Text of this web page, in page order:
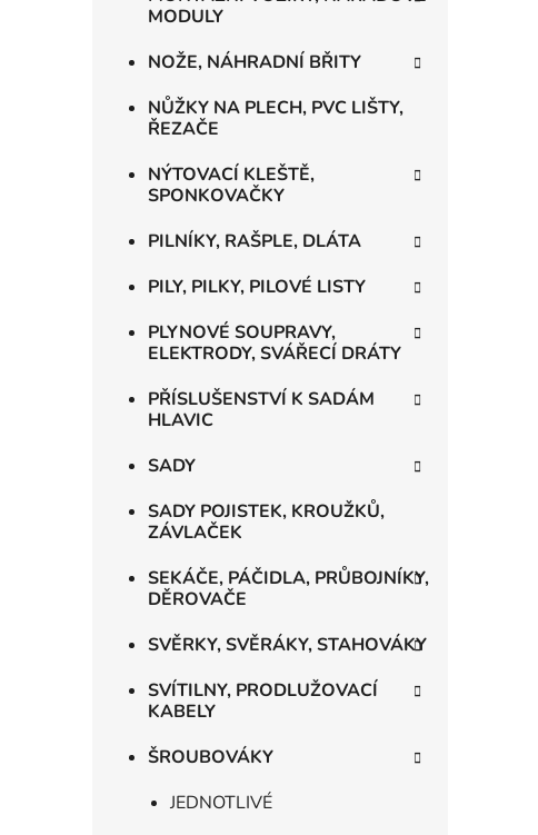
MODULY
NOŽE, NÁHRADNÍ BŘITY
NŮŽKY NA PLECH, PVC LIŠTY,
ŘEZAČE
NÝTOVACÍ KLEŠTĚ,
SPONKOVAČKY
PILNÍKY, RAŠPLE, DLÁTA
PILY, PILKY, PILOVÉ LISTY
PLYNOVÉ SOUPRAVY,
ELEKTRODY, SVÁŘECÍ DRÁTY
PŘÍSLUŠENSTVÍ K SADÁM
HLAVIC
SADY
SADY POJISTEK, KROUŽKŮ,
ZÁVLAČEK
SEKÁČE, PÁČIDLA, PRŮBOJNÍKY,
DĚROVAČE
SVĚRKY, SVĚRÁKY, STAHOVÁKY
SVÍTILNY, PRODLUŽOVACÍ
KABELY
ŠROUBOVÁKY
JEDNOTLIVÉ